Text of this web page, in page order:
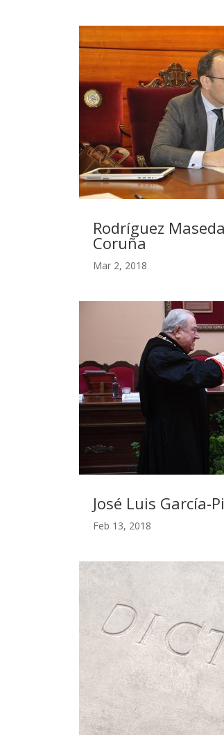
Rodríguez
Coruña
Mar 2, 2018
José Luis García-
Feb 13, 2018